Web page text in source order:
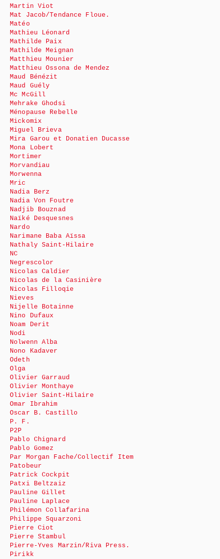
Martin Viot
Mat Jacob/Tendance Floue.
Matéo
Mathieu Léonard
Mathilde Paix
Mathilde Meignan
Matthieu Mounier
Matthieu Ossona de Mendez
Maud Bénézit
Maud Guély
Mc McGill
Mehrake Ghodsi
Ménopause Rebelle
Mickomix
Miguel Brieva
Mira Garou et Donatien Ducasse
Mona Lobert
Mortimer
Morvandiau
Morwenna
Mric
Nadia Berz
Nadia Von Foutre
Nadjib Bouznad
Naïké Desquesnes
Nardo
Narimane Baba Aïssa
Nathaly Saint-Hilaire
NC
Negrescolor
Nicolas Caldier
Nicolas de la Casinière
Nicolas Filloqie
Nieves
Nijelle Botainne
Nino Dufaux
Noam Derit
Nodi
Nolwenn Alba
Nono Kadaver
Odeth
Olga
Olivier Garraud
Olivier Monthaye
Olivier Saint-Hilaire
Omar Ibrahim
Oscar B. Castillo
P. F.
P2P
Pablo Chignard
Pablo Gomez
Par Morgan Fache/Collectif Item
Patobeur
Patrick Cockpit
Patxi Beltzaiz
Pauline Gillet
Pauline Laplace
Philémon Collafarina
Philippe Squarzoni
Pierre Ciot
Pierre Stambul
Pierre-Yves Marzin/Riva Press.
Pirikk